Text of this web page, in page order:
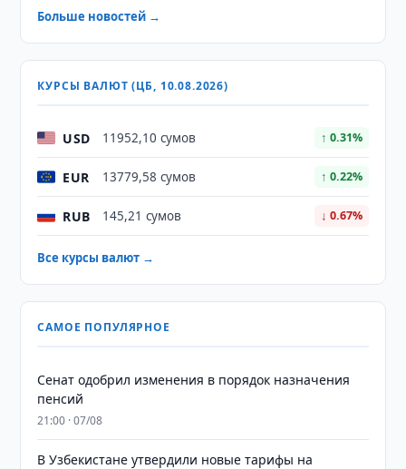
Больше новостей →
КУРСЫ ВАЛЮТ (ЦБ, 10.08.2026)
USD 11952,10 сумов ↑ 0.31%
EUR 13779,58 сумов ↑ 0.22%
RUB 145,21 сумов ↓ 0.67%
Все курсы валют →
САМОЕ ПОПУЛЯРНОЕ
Сенат одобрил изменения в порядок назначения
пенсий
21:00 · 07/08
В Узбекистане утвердили новые тарифы на